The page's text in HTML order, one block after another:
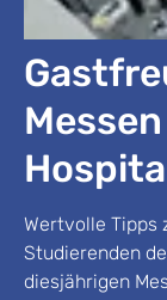
Wertvolle Tipps
Studierenden
diesjährigen